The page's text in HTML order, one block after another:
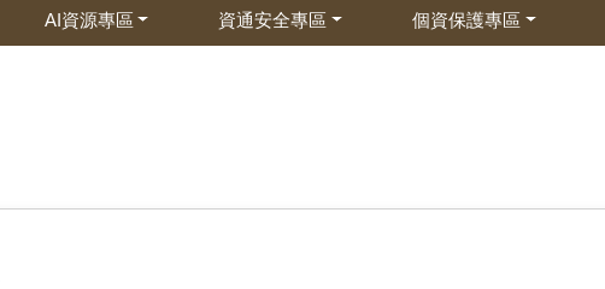
AI資源專區 資通安全專區 個資保護專區